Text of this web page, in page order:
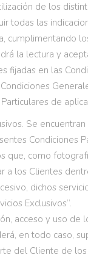
de los
todas las
cumplimentando
la lectura y
fijadas en las
de
Se
Condiciones
que, como
a los Clientes
dichos
Exclusivos”.
acceso y uso de
en todo caso,
del Cliente de